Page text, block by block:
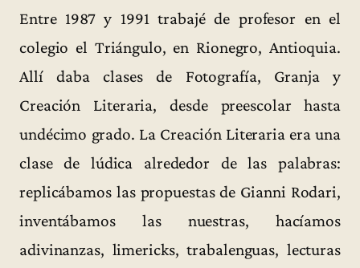
Entre 1987 y 1991 trabajé de profesor en el
colegio el Triángulo, en Rionegro, Antioquia.
Allí daba clases de Fotografía, Granja y
Creación Literaria, desde preescolar hasta
undécimo grado. La Creación Literaria era una
clase de lúdica alrededor de las palabras:
replicábamos las propuestas de Gianni Rodari,
inventábamos las nuestras, hacíamos
adivinanzas, limericks, trabalenguas, lecturas